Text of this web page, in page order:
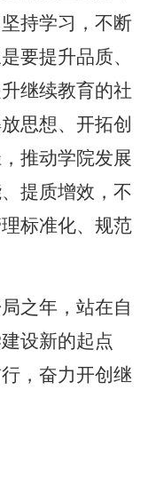
持学习，不断
要提升品质、
继续教育的社
思想、开拓创
推动学院发展
提质增效，不
标准化、规范
之年，站在自
设新的起点
，奋力开创继